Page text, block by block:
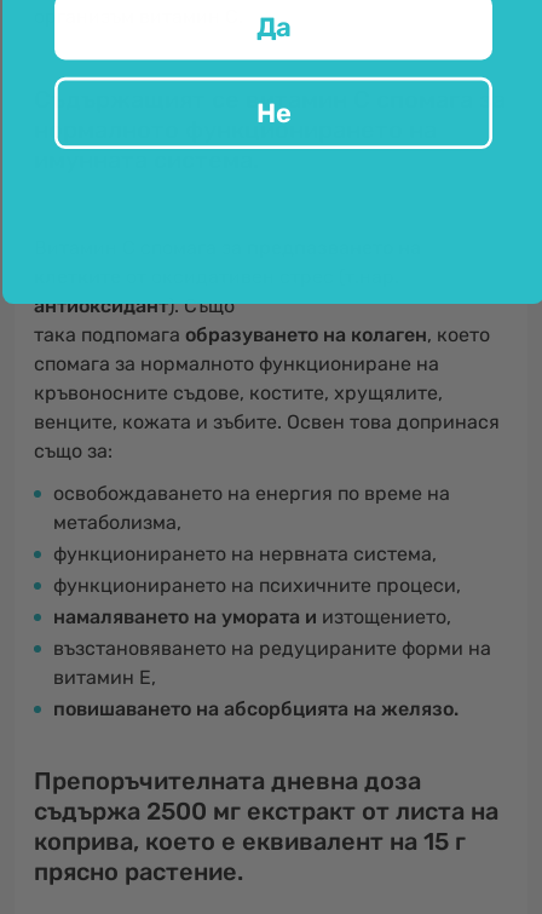
Съдържащият се витамин С спомага за
нормалното функционирането на
антиоксидант). Също
така подпомага образуването на колаген, което
спомага за нормалното функциониране на
кръвоносните съдове, костите, хрущялите,
венците, кожата и зъбите. Освен това допринася
също за:
освобождаването на енергия по време на
метаболизма,
функционирането на нервната система,
функционирането на психичните процеси,
намаляването на умората и изтощението,
възстановяването на редуцираните форми на
витамин Е,
повишаването на абсорбцията на желязо.
Препоръчителната дневна доза
съдържа 2500 мг екстракт от листа на
коприва, което е еквивалент на 15 г
прясно растение.
Да
Не